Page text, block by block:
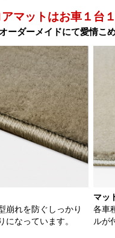
マットはお車１台
ーダーメイドにて愛情こ
崩れを防ぐしっかり
になっています。
マッ
各車
ルが